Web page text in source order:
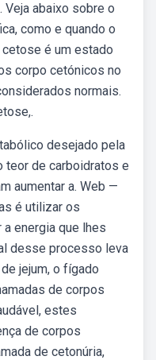
abaixo sobre o
como e quando o
é um estado
corpo cetónicos no
normais.
desejado pela
teor de carboidratos e
aumentar a. Web —
é utilizar os
energia que lhes
desse processo leva
jejum, o fígado
de corpos
estes
de corpos
de cetonúria,